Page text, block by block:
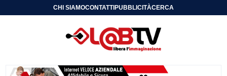
CHI SIAMOCONTATTIPUBBLICITÀCERCA